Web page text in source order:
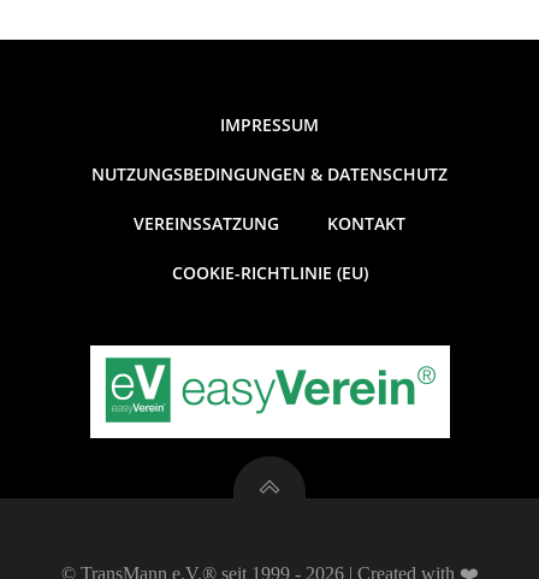
IMPRESSUM
NUTZUNGSBEDINGUNGEN & DATENSCHUTZ
VEREINSSATZUNG KONTAKT
COOKIE-RICHTLINIE (EU)
© TransMann e.V.® seit 1999 - 2026 | Created with ❤️